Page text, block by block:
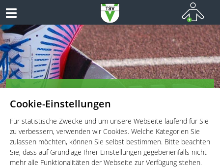
Cookie-Einstellungen
Für statistische Zwecke und um unsere Webseite laufend für Sie
zu verbessern, verwenden wir Cookies. Welche Kategorien Sie
zulassen möchten, können Sie selbst bestimmen. Bitte beachten
Sie, dass auf Grundlage Ihrer Einstellungen gegebenenfalls nicht
mehr alle Funktionalitäten der Webseite zur Verfügung stehen.
Leichtathletik für Wettkämpfer, Leistungssportler und
Freitzeitathleten